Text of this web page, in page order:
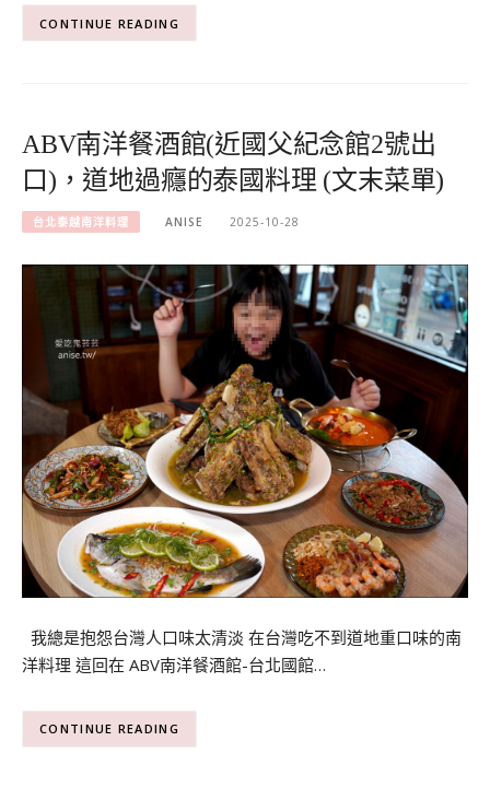
CONTINUE READING
ABV南洋餐酒館(近國父紀念館2號出
口)，道地過癮的泰國料理 (文末菜單)
台北泰越南洋料理 ANISE 2025-10-28
我總是抱怨台灣人口味太清淡 在台灣吃不到道地重口味的南
洋料理 這回在 ABV南洋餐酒館-台北國館…
CONTINUE READING